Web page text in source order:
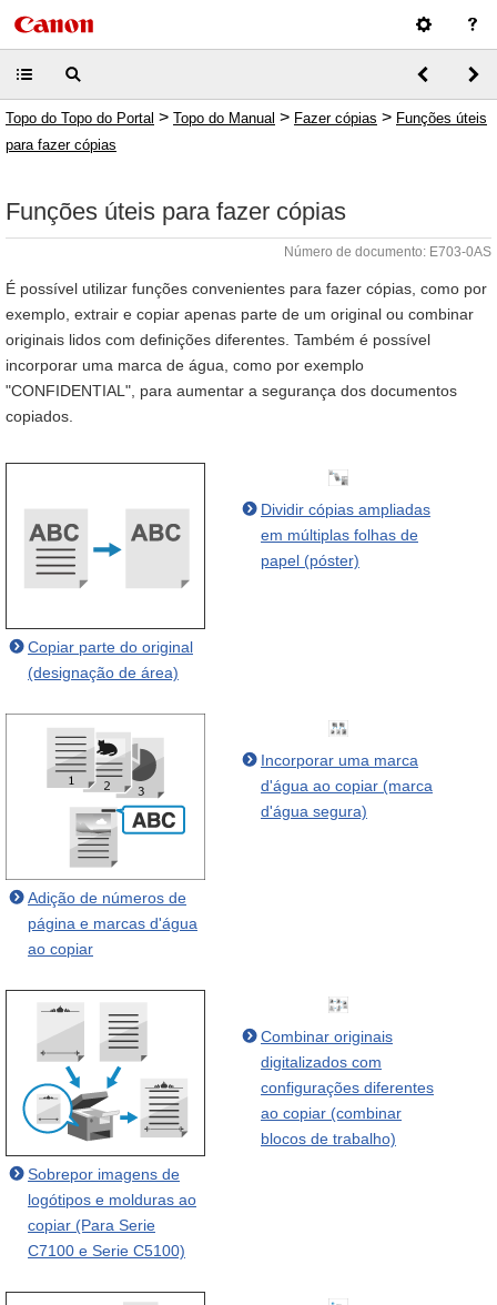
Topo do Topo do Portal > Topo do Manual > Fazer cópias > Funções úteis
para fazer cópias
Funções úteis para fazer cópias
Número de documento: E703-0AS
É possível utilizar funções convenientes para fazer cópias, como por
exemplo, extrair e copiar apenas parte de um original ou combinar
originais lidos com definições diferentes. Também é possível
incorporar uma marca de água, como por exemplo
"CONFIDENTIAL", para aumentar a segurança dos documentos
copiados.
Copiar parte do original
(designação de área)
Dividir cópias ampliadas
em múltiplas folhas de
papel (póster)
Adição de números de
página e marcas d'água
ao copiar
Incorporar uma marca
d'água ao copiar (marca
d'água segura)
Sobrepor imagens de
logótipos e molduras ao
copiar (Para Serie
C7100 e Serie C5100)
Combinar originais
digitalizados com
configurações diferentes
ao copiar (combinar
blocos de trabalho)